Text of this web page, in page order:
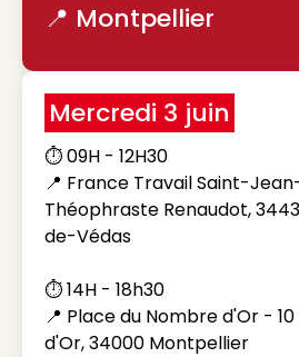
📍 Montpellier
Mercredi 3 juin
⏱️ 09H - 12H30
📍 France Travail Saint-
Théophraste Renaudot,
de-Védas
⏱️ 14H - 18h30
📍 Place du Nombre d'Or -
d'Or, 34000 Montpellier